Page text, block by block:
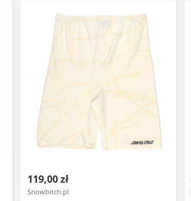
119,00 zł
Snowbitch.pl